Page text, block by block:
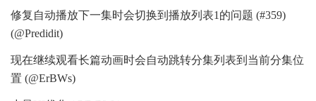
修复自动播放下一集时会切换到播放列表1的问题 (#359)
(@Predidit)
现在继续观看长篇动画时会自动跳转分集列表到当前分集位
置 (@ErBWs)